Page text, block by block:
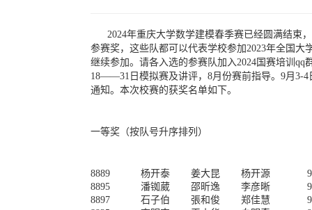
2024年重庆大学数学建模春季赛已经圆满结束
参赛奖，这些队都可以代表学校参加2023年全国
继续参加。请各入选的参赛队加入2024国赛培训qq
18——31日模拟赛及讲评，8月份赛前指导。9月3-
通知。本次校赛的获奖名单如下。
一等奖（按队号升序排列）
8889 杨开泰 姜大昆 杨开源
8895
潘铷葳 邵昕逸 李彦晰
8897
石子伯 張和俊 郑佳慧